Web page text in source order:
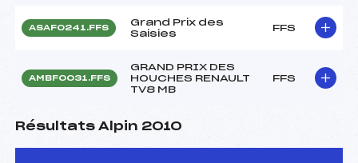
ASAF0241.FFS
Grand Prix des
Saisies
FFS
AMBF0031.FFS
GRAND PRIX DES
HOUCHES RENAULT
TV8 MB
FFS
Résultats Alpin 2010